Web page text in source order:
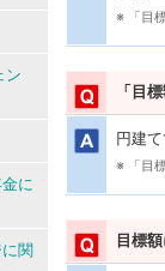
※ 「目
「目
円建
※ 「目
目標
ン
に
関